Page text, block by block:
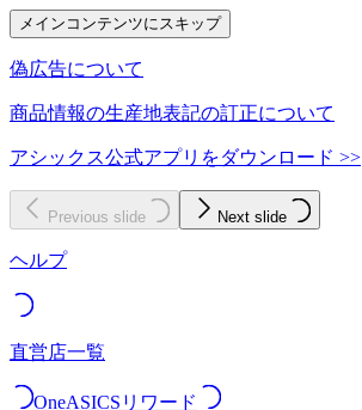
メインコンテンツにスキップ
偽広告について
商品情報の生産地表記の訂正について
アシックス公式アプリをダウンロード >>
Previous slide Next slide
ヘルプ
直営店一覧
OneASICSリワード